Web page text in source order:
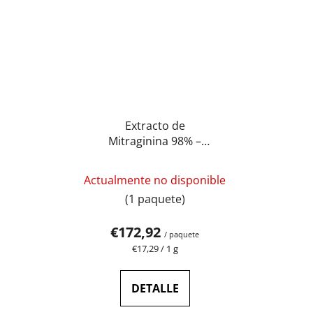
Extracto de
Mitraginina 98% –
ultra puro de máxima
calidad | GreenGuru
valoración
media
del
producto
de
Actualmente no disponible
(1 paquete)
€172,92 / paquete
Precio
la
medida:
€17,29 / 1 g
DETALLE